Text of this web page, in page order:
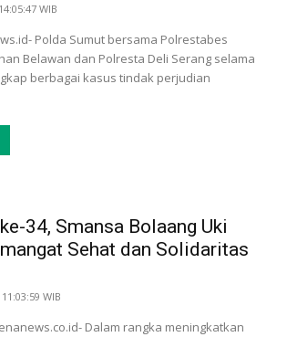
WIB
Polda Sumut bersama Polrestabes
Belawan dan Polresta Deli Serang selama
berbagai kasus tindak perjudian
34, Smansa Bolaang Uki
Sehat dan Solidaritas
WIB
Dalam rangka meningkatkan